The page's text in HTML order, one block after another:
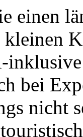
einen
bei
nicht